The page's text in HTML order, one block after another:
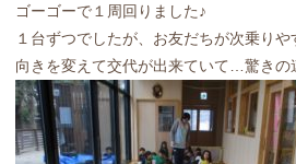
ゴーゴーで１周回りました♪
１台ずつでしたが、お友だちが次乗りや
向きを変えて交代が出来ていて…驚きの